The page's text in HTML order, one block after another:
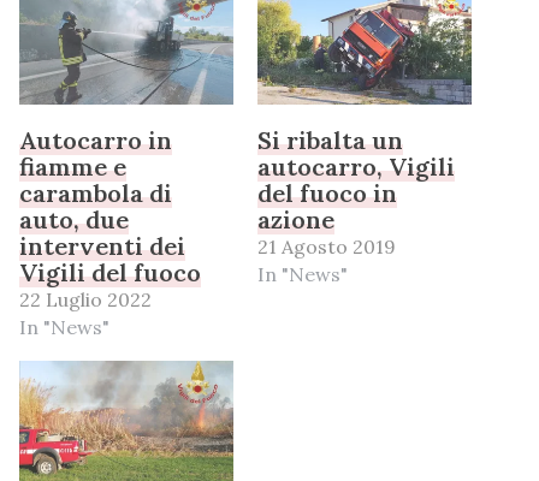
Autocarro in
fiamme e
carambola di
auto, due
interventi dei
Vigili del fuoco
22 Luglio 2022
In "News"
Si ribalta un
autocarro, Vigili
del fuoco in
azione
21 Agosto 2019
In "News"